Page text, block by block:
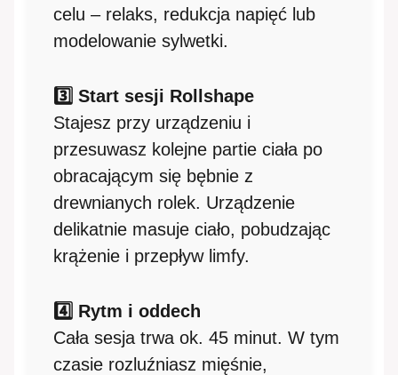
celu – relaks, redukcja napięć lub
modelowanie sylwetki.
3️⃣ Start sesji Rollshape
Stajesz przy urządzeniu i
przesuwasz kolejne partie ciała po
obracającym się bębnie z
drewnianych rolek. Urządzenie
delikatnie masuje ciało, pobudzając
krążenie i przepływ limfy.
4️⃣ Rytm i oddech
Cała sesja trwa ok. 45 minut. W tym
czasie rozluźniasz mięśnie,